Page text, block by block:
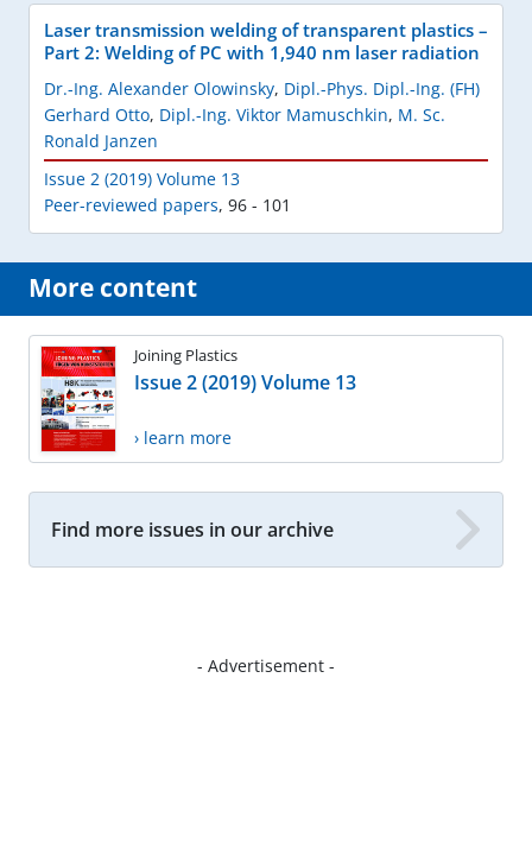
Laser transmission welding of transparent plastics –
Part 2: Welding of PC with 1,940 nm laser radiation
Dr.-Ing. Alexander Olowinsky, Dipl.-Phys. Dipl.-Ing. (FH)
Gerhard Otto, Dipl.-Ing. Viktor Mamuschkin, M. Sc.
Ronald Janzen
Issue 2 (2019) Volume 13
Peer-reviewed papers, 96 - 101
More content
Joining Plastics
Issue 2 (2019) Volume 13
› learn more
Find more issues in our archive
- Advertisement -